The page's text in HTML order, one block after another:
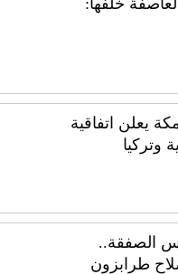
يعلن اتفاقية
وتركيا
الصفقة..
طرابزون